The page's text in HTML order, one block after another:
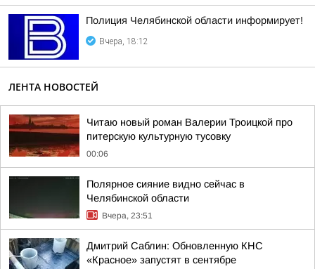
Полиция Челябинской области информирует!
Вчера, 18:12
ЛЕНТА НОВОСТЕЙ
Читаю новый роман Валерии Троицкой про
питерскую культурную тусовку
00:06
Полярное сияние видно сейчас в
Челябинской области
Вчера, 23:51
Дмитрий Саблин: Обновленную КНС
«Красное» запустят в сентябре